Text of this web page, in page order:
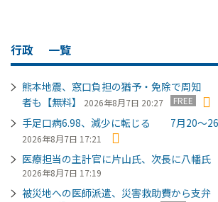
行政 一覧
熊本地震、窓口負担の猶予・免除で周知
者も【無料】
2026年8月7日 20:27 FREE
手足口病6.98、減少に転じる 7月20～
2026年8月7日 17:21
医療担当の主計官に片山氏、次長に八幡
2026年8月7日 17:19
被災地への医師派遣、災害救助費から支